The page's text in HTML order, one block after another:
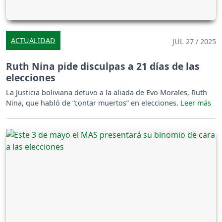
ACTUALIDAD JUL 27 / 2025
Ruth Nina pide disculpas a 21 días de las
elecciones
La Justicia boliviana detuvo a la aliada de Evo Morales, Ruth
Nina, que habló de “contar muertos” en elecciones.